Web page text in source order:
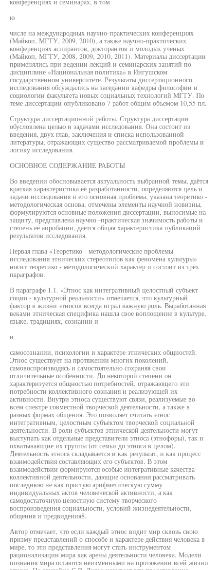
ю
числе на международных научно-практических конференциях
(Майкоп, МГТУ, 2009, 2010), а также научно-практических
конференциях аспирантов, докторантов и молодых ученых
(Майкоп, МГТУ, 2008, 2009, 2010, 2011). Материалы диссертации
применялись при ведении лекций и семинарских занятий по
дисциплине «Национальная политика» в Ингушском
государственном университете. Результаты диссертационного
исследования обсуждались на заседании кафедры философии и
социологии факультета новых социальных технологий МГТУ. По
теме диссертации опубликовано 7 работ общим объемом 10,55 пл.
Структура диссертационной работы. Структура диссертации
обусловлена целью и задачами исследования. Она состоит из
введения, двух глав, заключения и списка использованной
литературы, отражающих существо рассматриваемой проблемы и
логику исследования.
ОСНОВНОЕ СОДЕРЖАНИЕ РАБОТЫ
Во введении обосновывается актуальность выбранной темы, даётся
краткая характеристика её разработанности, определяются цель и
задачи исследования и его основная проблема, указана теоретико -
методологическая основа, отмечены элементы научной новизны,
формулируются основные положения диссертации, выносимые на
защиту, представлена научно -практическая значимость работы и
степень её апробации, дается общая характеристика публикаций
результатов исследования.
Первая глава «Теоретико - методологические проблемы
исследования этнических стереотипов как феномена культуры»
носит теоретико - методологический характер и состоит из трёх
параграфов.
В параграфе 1.1. «Этнос как интегративный целостный субъект
социо - культурной реальности» отмечается, что культурный
фактор в жизни этносов всегда играл важную роль. Выработанная
веками этническая специфика нашла свое воплощение в культуре,
языке, традициях, сознании и
и
самосознании, психологии и характере этнических общностей.
Этнос существует на протяжении многих поколений,
самовоспроизводясь и самостоятельно сохраняя свои
отличительные особенности. До некоторой степени он
характеризуется общностью потребностей, отражающего эти
потребности коллективного сознания и реализующей их
активности. Внутри этноса существуют связи, реализуемые во
всем спектре совместной творческой деятельности, а также в
разных формах общения. Это позволяет считать этнос
интегративным, целостным субъектом творческой социальной
деятельности. В роли субъектов этнической деятельности могут
выступать как отдельные представители этноса (этнофоры), так и
охватывающие их группы (от семьи до этноса в целом).
Деятельность этноса складывается и как результат, и как процесс
взаимодействия составляющих его субъектов. В этом
взаимодействии формируются особые интегративные качества
коллективной деятельности, дающие основания рассматривать
последнюю не как простую арифметическую сумму
индивидуальных актов человеческой активности, а как
самодостаточную целостную систему творческого
воспроизведения социальности, условий жизнедеятельности,
общения и предвидения8.
Автор отмечает, что если каждый этнос видит мир сквозь свою
призму представлений о способе и характере действия человека в
мире, то эти представления могут стать инструментом
рационализации мира как арены деятельности человека. Модели
познания мира остаются неизменными на протяжении всей жизни